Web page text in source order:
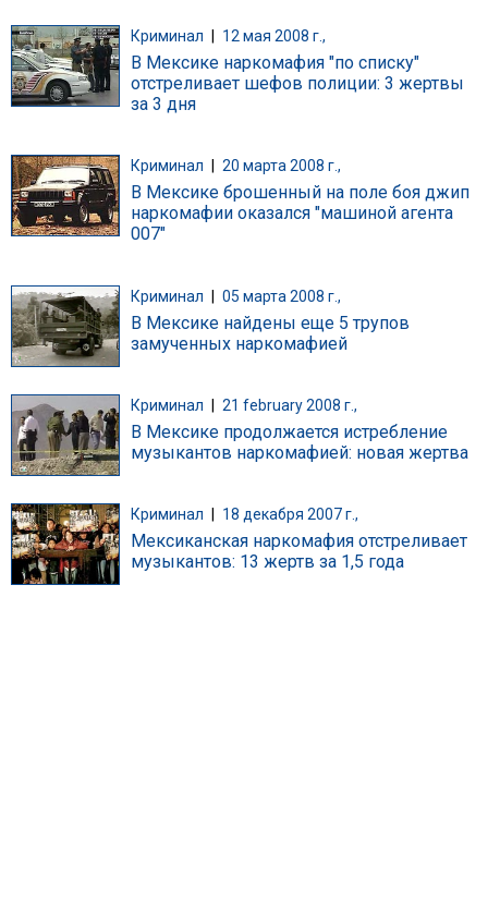
Криминал 12 мая 2008 г.,
В Мексике наркомафия "по списку"
отстреливает шефов полиции: 3 жертвы
за 3 дня
Криминал 20 марта 2008 г.,
В Мексике брошенный на поле боя джип
наркомафии оказался "машиной агента
007"
Криминал | 05 марта 2008 г.,
В Мексике найдены еще 5 трупов
замученных наркомафией
Криминал 21 february 2008 г.,
В Мексике продолжается истребление
музыкантов наркомафией: новая жертва
Криминал 18 декабря 2007 г.,
Мексиканская наркомафия отстреливает
музыкантов: 13 жертв за 1,5 года